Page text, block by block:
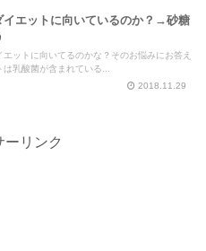
イエットに向いているのか？→砂糖
エットに向いてるのかな？そのお悩みにお答え
乳酸菌が含まれている...
2018.11.29
ーリンク